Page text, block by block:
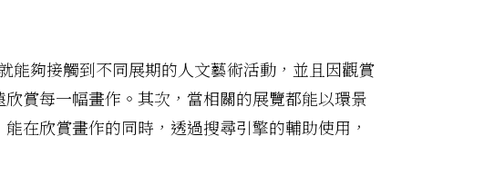
能夠接觸到不同展期的人文藝術活動，並且因觀賞
賞每一幅畫作。其次，當相關的展覽都能以環景
在欣賞畫作的同時，透過搜尋引擎的輔助使用，